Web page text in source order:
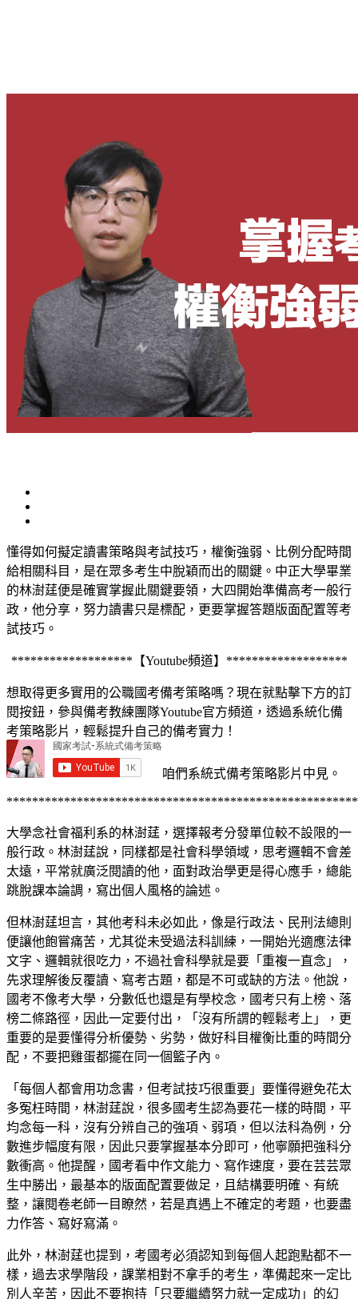
​懂得如何擬定讀書策略與考試技巧，權衡強弱、比例分配時間
給相關科目，是在眾多考生中脫穎而出的關鍵。中正大學畢業
的林澍莛便是確實掌握此關鍵要領，大四開始準備高考一般行
政，他分享，努力讀書只是標配，更要掌握答題版面配置等考
試技巧。
*******************【Youtube頻道】*******************
想取得更多實用的公職國考備考策略嗎？現在就點擊下方的訂
閱按鈕，參與備考教練團隊Youtube官方頻道，透過系統化備
考策略影片，輕鬆提升自己的備考實力！
咱們系統式備考策略影片中見。
大學念社會福利系的林澍莛，選擇報考分發單位較不設限的一
般行政。林澍莛說，同樣都是社會科學領域，思考邏輯不會差
太遠，平常就廣泛閱讀的他，面對政治學更是得心應手，總能
跳脫課本論調，寫出個人風格的論述。
但林澍莛坦言，其他考科未必如此，像是行政法、民刑法總則
便讓他飽嘗痛苦，尤其從未受過法科訓練，一開始光適應法律
文字、邏輯就很吃力，不過社會科學就是要「重複一直念」，
先求理解後反覆讀、寫考古題，都是不可或缺的方法。他說，
國考不像考大學，分數低也還是有學校念，國考只有上榜、落
榜二條路徑，因此一定要付出，「沒有所謂的輕鬆考上」，更
重要的是要懂得分析優勢、劣勢，做好科目權衡比重的時間分
配，不要把雞蛋都擺在同一個籃子內。
「每個人都會用功念書，但考試技巧很重要」要懂得避免花太
多冤枉時間，林澍莛說，很多國考生認為要花一樣的時間，平
均念每一科，沒有分辨自己的強項、弱項，但以法科為例，分
數進步幅度有限，因此只要掌握基本分即可，他寧願把強科分
數衝高。他提醒，國考看中作文能力、寫作速度，要在芸芸眾
生中勝出，最基本的版面配置要做足，且結構要明確、有統
整，讓閱卷老師一目瞭然，若是真遇上不確定的考題，也要盡
力作答、寫好寫滿。
此外，林澍莛也提到，考國考必須認知到每個人起跑點都不一
樣，過去求學階段，課業相對不拿手的考生，準備起來一定比
別人辛苦，因此不要抱持「只要繼續努力就一定成功」的幻